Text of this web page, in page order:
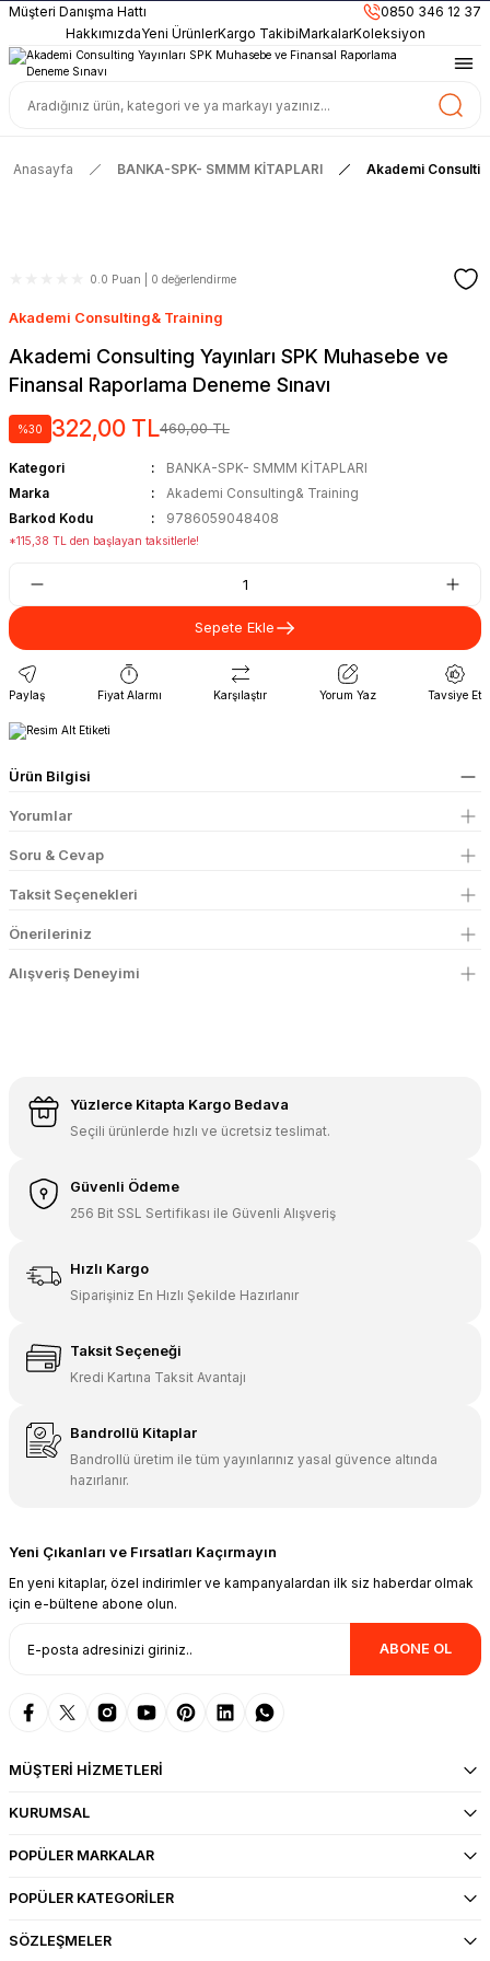
899TLve Üzeri Alışverişlerinizde
KARGO BEDAVA
Güncel ve Sınav Odaklı Kaynaklar
HakkımızdaYeni ÜrünlerKargo TakibiMarkalarKoleksiyon
Müşteri Danışma Hattı 0850 346 12 37
Anasayfa BANKA-SPK- SMMM KİTAPLARI Akademi
0.0 Puan | 0 değerlendirme
Akademi Consulting& Training
Akademi Consulting Yayınları SPK Muhasebe ve
Finansal Raporlama Deneme Sınavı
%30 322,00 TL460,00 TL
Kategori
BANKA-SPK- SMMM KİTAPLARI
Marka
Akademi Consulting& Training
Barkod Kodu
9786059048408
*115,38 TL den başlayan taksitlerle!
Sepete Ekle
Paylaş Fiyat Alarmı Karşılaştır Yorum Yaz Tavsiye Et
Ürün Bilgisi
Yorumlar
Soru & Cevap
Taksit Seçenekleri
Önerileriniz
Alışveriş Deneyimi
Yüzlerce Kitapta Kargo Bedava
Seçili ürünlerde hızlı ve ücretsiz teslimat.
Güvenli Ödeme
256 Bit SSL Sertifikası ile Güvenli Alışveriş
Hızlı Kargo
Siparişiniz En Hızlı Şekilde Hazırlanır
Taksit Seçeneği
Kredi Kartına Taksit Avantajı
Bandrollü Kitaplar
Bandrollü üretim ile tüm yayınlarınız yasal güvence altında
hazırlanır.
Yeni Çıkanları ve Fırsatları Kaçırmayın
En yeni kitaplar, özel indirimler ve kampanyalardan ilk siz haberdar olmak
için e-bültene abone olun.
ABONE OL
MÜŞTERİ HİZMETLERİ
KURUMSAL
POPÜLER MARKALAR
POPÜLER KATEGORİLER
SÖZLEŞMELER